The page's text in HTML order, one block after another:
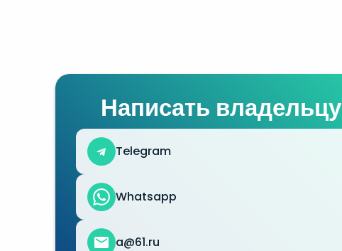
Написать владельцу
Telegram
Whatsapp
a@61.ru